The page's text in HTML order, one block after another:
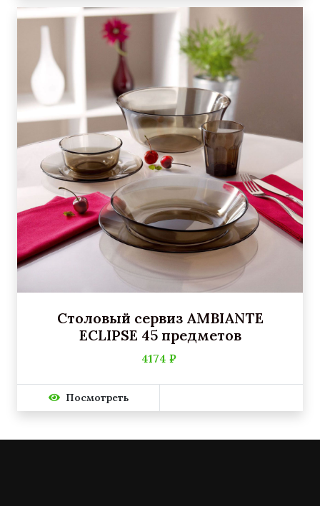
Столовый сервиз AMBIANTE
ECLIPSE 45 предметов
4174 ₽
Посмотреть